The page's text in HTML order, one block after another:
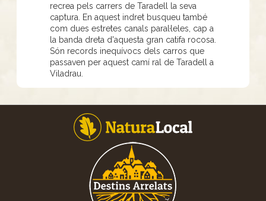
recrea pels carrers de Taradell la seva
captura. En aquest indret busqueu també
com dues estretes canals paral·leles, cap a
la banda dreta d'aquesta gran catifa rocosa.
Són records inequívocs dels carros que
passaven per aquest camí ral de Taradell a
Viladrau.